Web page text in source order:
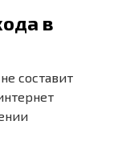
в
составит